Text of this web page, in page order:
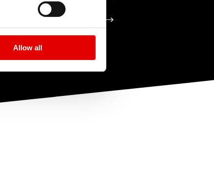
Allow all
ŁOŻYSKOWA
TECHNOLOGIA